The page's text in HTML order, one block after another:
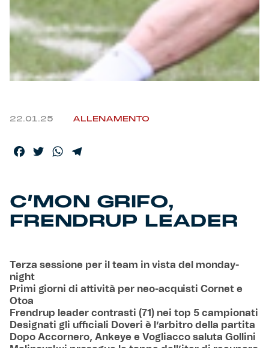
Isolani x Genoa
Gift Card Online Store
Fortissimo batte il mio cuor
22.01.25 ALLENAMENTO
Facebook
TwitterWhatsApp
C’MON GRIFO,
FRENDRUP LEADER
Terza sessione per il team in vista del monday-
night
Primi giorni di attività per neo-acquisti Cornet e
Otoa
Frendrup leader contrasti (71) nei top 5 campionati
Designati gli ufficiali Doveri è l’arbitro della partita
Dopo Accornero, Ankeye e Vogliacco saluta Gollini